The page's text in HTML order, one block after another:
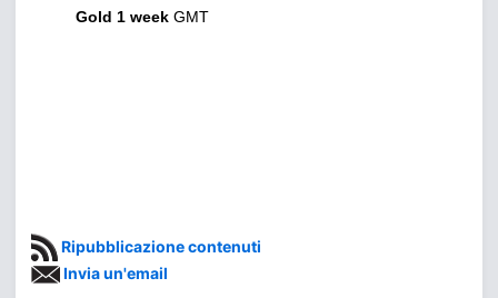
Gold 1 week GMT
Ripubblicazione contenuti
Invia un'email